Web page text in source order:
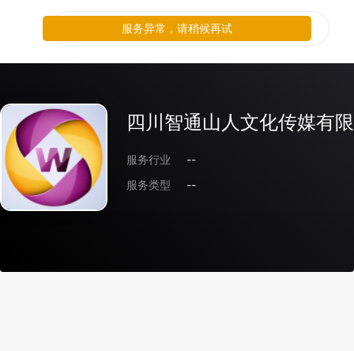
四川智通山人文化传媒有
服务行业
--
服务类型
--
服务异常，请稍候再试